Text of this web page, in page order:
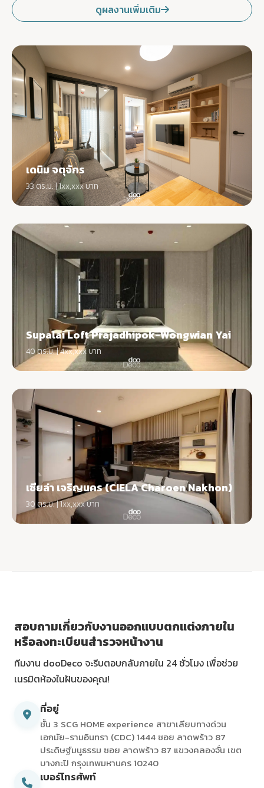
ดูผลงานเพิ่มเติม
เดนิม จตุจักร
33 ตร.ม. | 1xx,xxx บาท
Supalai Loft Prajadhipok-Wongwian Yai
40 ตร.ม. | 4xx,xxx บาท
เซียล่า เจริญนคร (CIELA Charoen Nakhon)
30 ตร.ม. | 1xx,xxx บาท
สอบถามเกี่ยวกับงานออกแบบตกแต่งภายใน
หรือลงทะเบียนสำรวจหน้างาน
ทีมงาน dooDeco จะรีบตอบกลับภายใน 24 ชั่วโมง เพื่อช่วย
เนรมิตห้องในฝันของคุณ!
ที่อยู่
ชั้น 3 SCG HOME experience สาขาเลียบทางด่วน
เอกมัย-รามอินทรา (CDC) 1444 ซอย ลาดพร้าว 87
ประดิษฐ์มนูธรรม ซอย ลาดพร้าว 87 แขวงคลองจั่น เขต
บางกะปิ กรุงเทพมหานคร 10240
เบอร์โทรศัพท์